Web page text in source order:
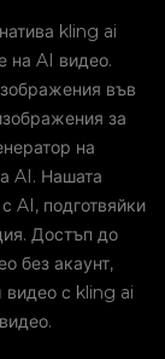
kling ai
на AI видео.
във
за
на
AI. Нашата
AI, подготвяйки
Достъп до
без акаунт,
видео с kling ai